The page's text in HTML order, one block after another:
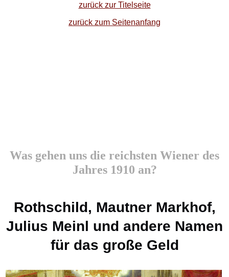
zurück zur Titelseite
zurück zum Seitenanfang
Was gehen uns die reichsten Wiener des
Jahres 1910 an?
Rothschild, Mautner Markhof,
Julius Meinl und andere Namen
für das große Geld